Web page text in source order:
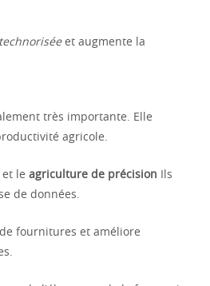
et augmente la
très importante. Elle
agricole.
et le agriculture de précision Ils
de données.
fournitures et améliore